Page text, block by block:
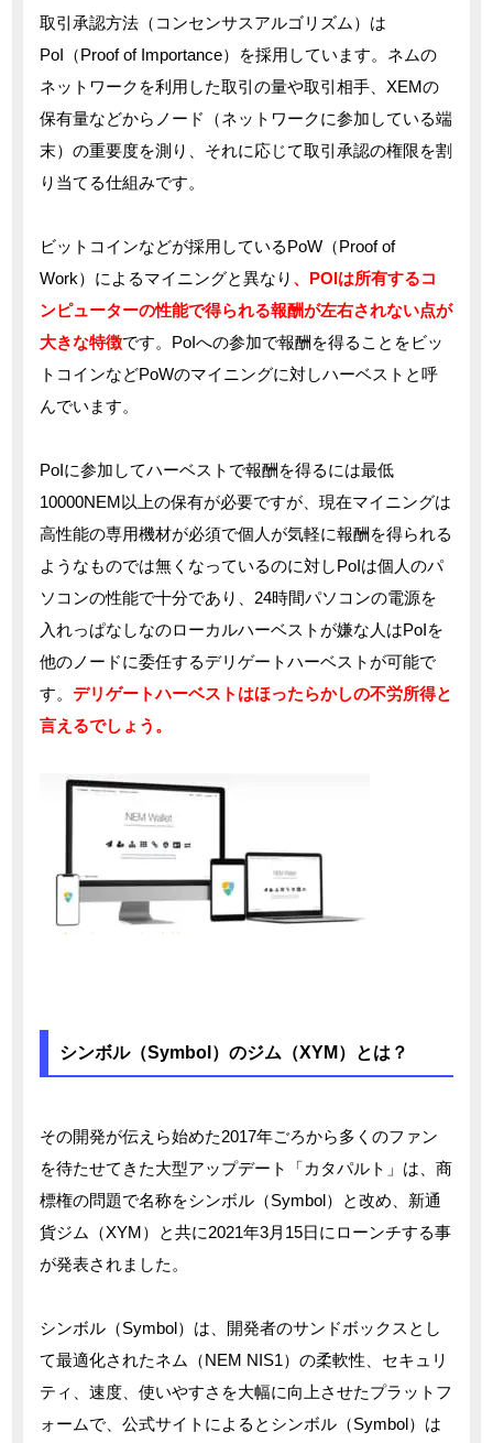
取引承認方法（コンセンサスアルゴリズム）は
PoI（Proof of Importance）を採用しています。ネムの
ネットワークを利用した取引の量や取引相手、XEMの
保有量などからノード（ネットワークに参加している端
末）の重要度を測り、それに応じて取引承認の権限を割
り当てる仕組みです。
ビットコインなどが採用しているPoW（Proof of
Work）によるマイニングと異なり 、POIは所有するコ
ンピューターの性能で得られる報酬が左右されない点が
大きな特徴です。PoIへの参加で報酬を得ることをビッ
トコインなどPoWのマイニングに対しハーベストと呼
んでいます。
PoIに参加してハーベストで報酬を得るには最低
10000NEM以上の保有が必要ですが、現在マイニングは
高性能の専用機材が必須で個人が気軽に報酬を得られる
ようなものでは無くなっているのに対しPoIは個人のパ
ソコンの性能で十分であり、24時間パソコンの電源を
入れっぱなしなのローカルハーベストが嫌な人はPoIを
他のノードに委任するデリゲートハーベストが可能で
す。デリゲートハーベストはほったらかしの不労所得と
言えるでしょう。
シンボル（Symbol）のジム（XYM）とは？
その開発が伝えら始めた2017年ごろから多くのファン
を待たせてきた大型アップデート「カタパルト」は、商
標権の問題で名称をシンボル（Symbol）と改め、新通
貨ジム（XYM）と共に2021年3月15日にローンチする事
が発表されました。
シンボル（Symbol）は、開発者のサンドボックスとし
て最適化されたネム（NEM NIS1）の柔軟性、セキュリ
ティ、速度、使いやすさを大幅に向上させたプラットフ
ォームで、公式サイトによるとシンボル（Symbol）は